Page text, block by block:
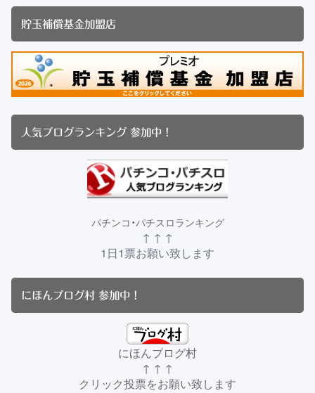
貯玉補償基金加盟店
人気ブログランキング 参加中！
パチンコ・パチスロランキング
↑ ↑ ↑
1日1票お願い致します
にほんブログ村 参加中！
にほんブログ村
↑ ↑ ↑
クリック投票をお願い致します